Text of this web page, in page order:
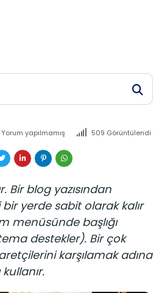
Yorum yapılmamış 509 Görüntülendi
Bir blog yazısından
bir yerde sabit olarak kalır
menüsünde başlığı
destekler). Bir çok
karşılamak adına